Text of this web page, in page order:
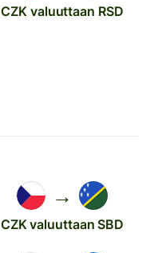
CZK valuuttaan RSD
→
CZK valuuttaan SBD